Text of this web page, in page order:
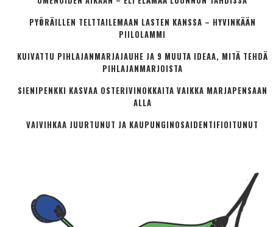
PYÖRÄILLEN TELTTAILEMAAN LASTEN KANSSA – HYVINKÄÄN
PIILOLAMMI
KUIVATTU PIHLAJANMARJAJAUHE JA 9 MUUTA IDEAA, MITÄ TEHDÄ
PIHLAJANMARJOISTA
SIENIPENKKI KASVAA OSTERIVINOKKAITA VAIKKA MARJAPENSAAN
ALLA
VAIVIHKAA JUURTUNUT JA KAUPUNGINOSA­IDENTIFIOITUNUT